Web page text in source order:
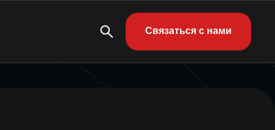
Связаться с нами